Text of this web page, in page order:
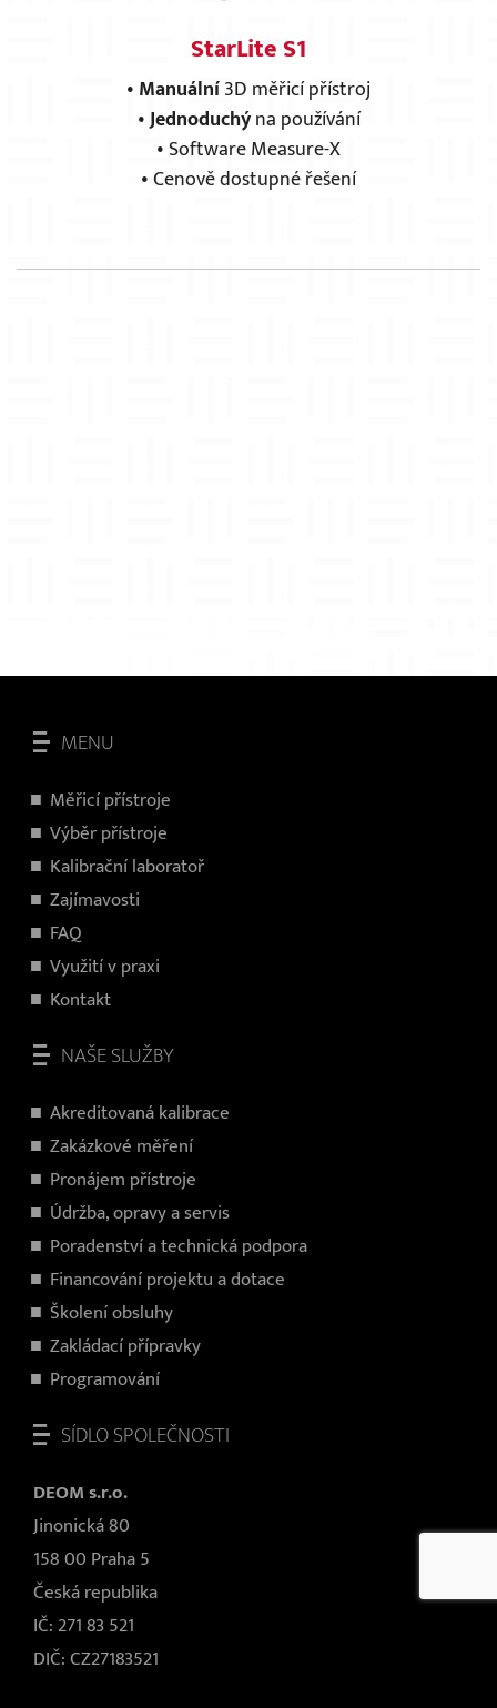
StarLite S1
• Manuální3D měřicí přístroj
•Jednoduchýna používání
• Software Measure-X
• Cenově dostupné řešení
MENU
Měřicí přístroje
Výběr přístroje
Kalibrační laboratoř
Zajímavosti
FAQ
Využití v praxi
Kontakt
NAŠE SLUŽBY
Akreditovaná kalibrace
Zakázkové měření
Pronájem přístroje
Údržba, opravy a servis
Poradenství a technická podpora
Financování projektu a dotace
Školení obsluhy
Zakládací přípravky
Programování
SÍDLO SPOLEČNOSTI
DEOM s.r.o.
Jinonická 80
158 00 Praha 5
Česká republika
IČ: 271 83 521
DIČ: CZ27183521